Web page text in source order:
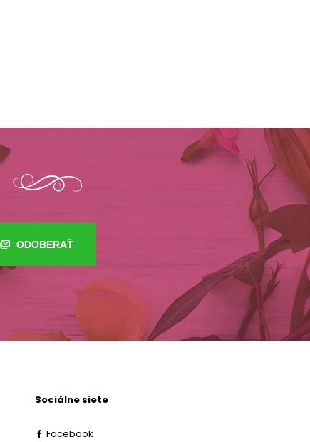
ODOBERAŤ
Sociálne siete
Facebook